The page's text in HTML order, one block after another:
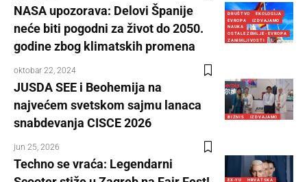
DRUŠTVO
EKOLOGIJA
EVROPA
IZDVAJAMO
NAUKA
OSTALE ZEMLJE - EVROPA
ZANIMLJIVOSTI
NASA upozorava: Delovi Španije
neće biti pogodni za život do 2050.
godine zbog klimatskih promena
oktobar 22, 2024
BIZNIS IZDVAJAMO
JUSDA SEE i Beohemija na
najvećem svetskom sajmu lanaca
snabdevanja CISCE 2026
jun 25, 2026
EX-YU
HRVATSKA
Techno se vraća: Legendarni